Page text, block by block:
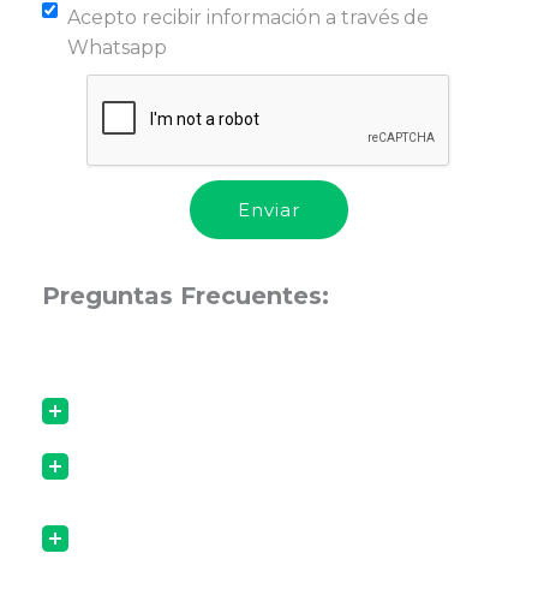
Acepto recibir información a través de
Whatsapp
Preguntas Frecuentes: